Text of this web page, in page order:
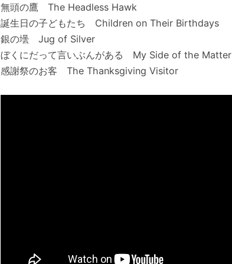
無頭の鷹 The Headless Hawk
誕生日の子どもたち Children on Their Birthdays
銀の壜 Jug of Silver
ぼくにだって言いぶんがある My Side of the Matter
感謝祭のお客 The Thanksgiving Visitor